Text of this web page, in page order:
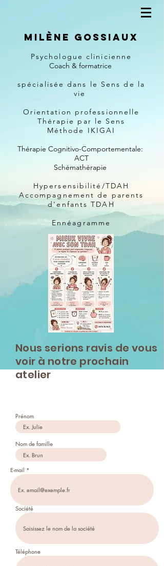
Milène Gossiaux
Psychologue clinicienne
Coach & formatrice
spécialisée dans le Sens de la
vie
Orientation professionnelle
Thérapie par le Sens
Méthode IKIGAI
Thérapie Cognitivo-Comportementale:
ACT
Schémathérapie
Hypersensibilité/TDAH
Accompagnement de parents
d'enfants TDAH
Ennéagramme
Nous serions ravis de vous
voir à notre prochain
atelier
Prénom
Nom de famille
E-mail
Société
Téléphone